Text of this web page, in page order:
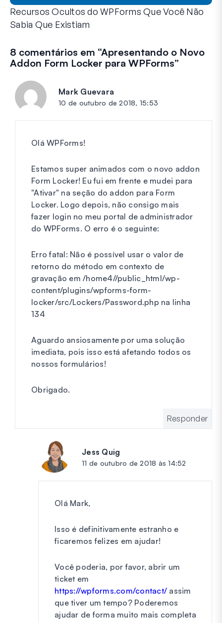
Recursos Ocultos do WPForms Que Você Não
Sabia Que Existiam
8 comentários em “Apresentando o Novo
Addon Form Locker para WPForms”
Mark Guevara
10 de outubro de 2018, 15:53
Olá WPForms!
Estamos super animados com o novo addon
Form Locker! Eu fui em frente e mudei para
"Ativar" na seção do addon para Form
Locker. Logo depois, não consigo mais
fazer login no meu portal de administrador
do WPForms. O erro é o seguinte:
Erro fatal: Não é possível usar o valor de
retorno do método em contexto de
gravação em /home4//public_html/wp-
content/plugins/wpforms-form-
locker/src/Lockers/Password.php na linha
134
Aguardo ansiosamente por uma solução
imediata, pois isso está afetando todos os
nossos formulários!
Obrigado.
Responder
Jess Quig
11 de outubro de 2018 às 14:52
Olá Mark,
Isso é definitivamente estranho e
ficaremos felizes em ajudar!
Você poderia, por favor, abrir um
ticket em
https://wpforms.com/contact/ assim
que tiver um tempo? Poderemos
ajudar de forma muito mais completa